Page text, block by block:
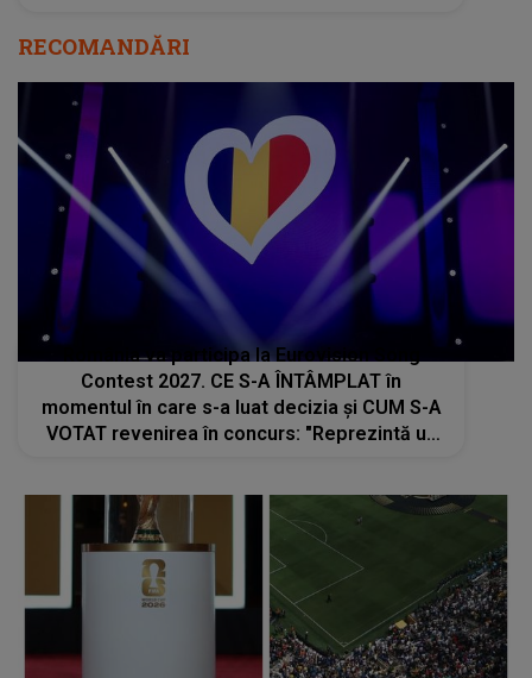
RECOMANDĂRI
România va participa la Eurovision Song
Contest 2027. CE S-A ÎNTÂMPLAT în
momentul în care s-a luat decizia și CUM S-A
VOTAT revenirea în concurs: "Reprezintă un